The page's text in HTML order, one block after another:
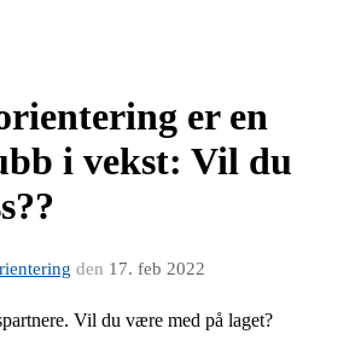
er en
i vekst: Vil du
den 17. feb 2022
Vil du være med på laget?